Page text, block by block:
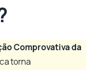
Comprovativa da
torna